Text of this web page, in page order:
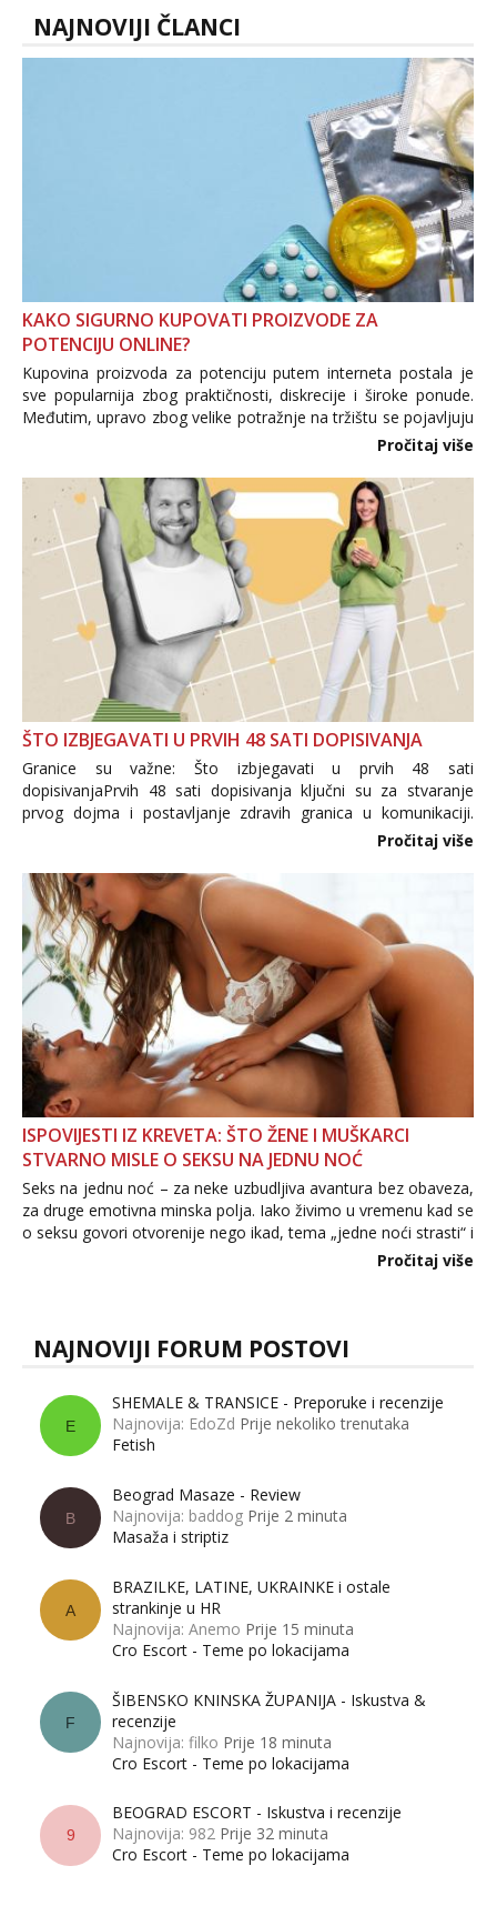
NAJNOVIJI ČLANCI
KAKO SIGURNO KUPOVATI PROIZVODE ZA
POTENCIJU ONLINE?
Kupovina proizvoda za potenciju putem interneta postala je
sve popularnija zbog praktičnosti, diskrecije i široke ponude.
Međutim, upravo zbog velike potražnje na tržištu se pojavljuju
i brojni krivotvoreni proizvodi, nepouzdane internetske
Pročitaj više
ŠTO IZBJEGAVATI U PRVIH 48 SATI DOPISIVANJA
Granice su važne: Što izbjegavati u prvih 48 sati
dopisivanjaPrvih 48 sati dopisivanja ključni su za stvaranje
prvog dojma i postavljanje zdravih granica u komunikaciji.
Važno je izbjeći prebrzo otkrivanje osobnih ili intimnih
informacija, jer nepoznata osoba još nije zaslužila to
povjerenje. Takođe...
Pročitaj više
ISPOVIJESTI IZ KREVETA: ŠTO ŽENE I MUŠKARCI
STVARNO MISLE O SEKSU NA JEDNU NOĆ
Seks na jednu noć – za neke uzbudljiva avantura bez obaveza,
za druge emotivna minska polja. Iako živimo u vremenu kad se
o seksu govori otvorenije nego ikad, tema „jedne noći strasti“ i
dalje izaziva burne rasprave. Što zapravo misle žene, a što
Pročitaj više
NAJNOVIJI FORUM POSTOVI
E
SHEMALE & TRANSICE - Preporuke i recenzije
Najnovija: EdoZd Prije nekoliko trenutaka
Fetish
B
Beograd Masaze - Review
Najnovija: baddog Prije 2 minuta
Masaža i striptiz
A
BRAZILKE, LATINE, UKRAINKE i ostale
strankinje u HR
Najnovija: Anemo Prije 15 minuta
Cro Escort - Teme po lokacijama
F
ŠIBENSKO KNINSKA ŽUPANIJA - Iskustva &
recenzije
Najnovija: filko Prije 18 minuta
Cro Escort - Teme po lokacijama
9
BEOGRAD ESCORT - Iskustva i recenzije
Najnovija: 982 Prije 32 minuta
Cro Escort - Teme po lokacijama